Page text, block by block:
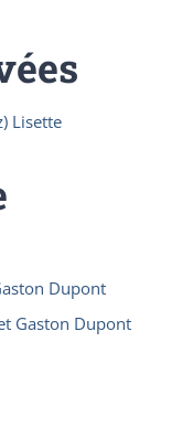
Lisette
Dupont
Gaston Dupont